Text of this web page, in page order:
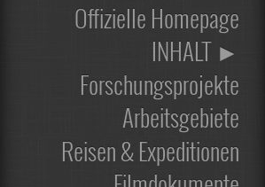
Offizielle Homepage
INHALT ►
Forschungsprojekte
Arbeitsgebiete
Reisen & Expeditionen